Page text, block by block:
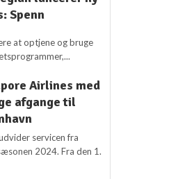
Spenn
at optjene og bruge
Airlines med
afgange til
servicen fra
2024. Fra den 1.